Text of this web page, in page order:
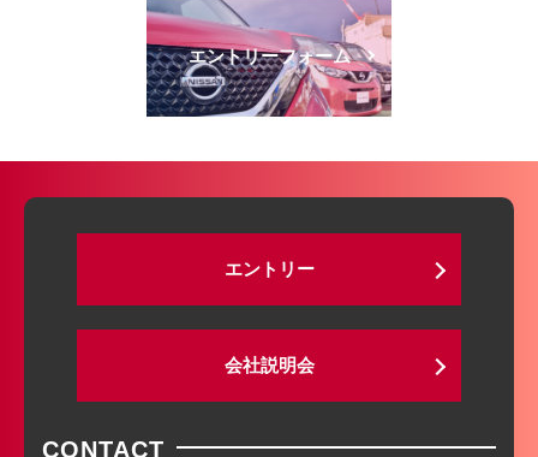
エントリーフォーム
エントリー
会社説明会
CONTACT